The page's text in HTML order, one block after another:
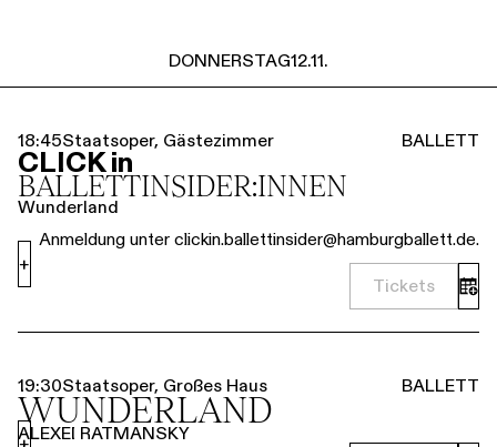
DONNERSTAG12.11.
18:45Staatsoper, Gästezimmer BALLETT
CLICK in
BALLETT­INSIDER:INNEN
Wunderland
Anmeldung unter clickin.ballettinsider@hamburgballett.de.
Tickets
+
19:30Staatsoper, Großes Haus BALLETT
WUNDERLAND
ALEXEI RATMANSKY